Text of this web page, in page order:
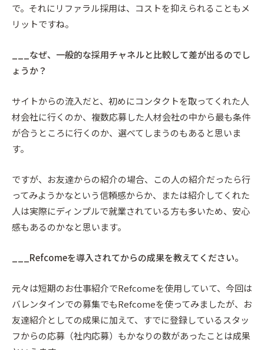
で。それにリファラル採用は、コストを抑えられることもメ
リットですね。
___なぜ、一般的な採用チャネルと比較して差が出るのでし
ょうか？
サイトからの流入だと、初めにコンタクトを取ってくれた人
材会社に行くのか、複数応募した人材会社の中から最も条件
が合うところに行くのか、選べてしまうのもあると思いま
す。
ですが、お友達からの紹介の場合、この人の紹介だったら行
ってみようかなという信頼感からか、または紹介してくれた
人は実際にディンプルで就業されている方も多いため、安心
感もあるのかなと思います。
___Refcomeを導入されてからの成果を教えてください。
元々は短期のお仕事紹介でRefcomeを使用していて、今回は
バレンタインでの募集でもRefcomeを使ってみましたが、お
友達紹介としての成果に加えて、すでに登録しているスタッ
フからの応募（社内応募）もかなりの数があったことは成果